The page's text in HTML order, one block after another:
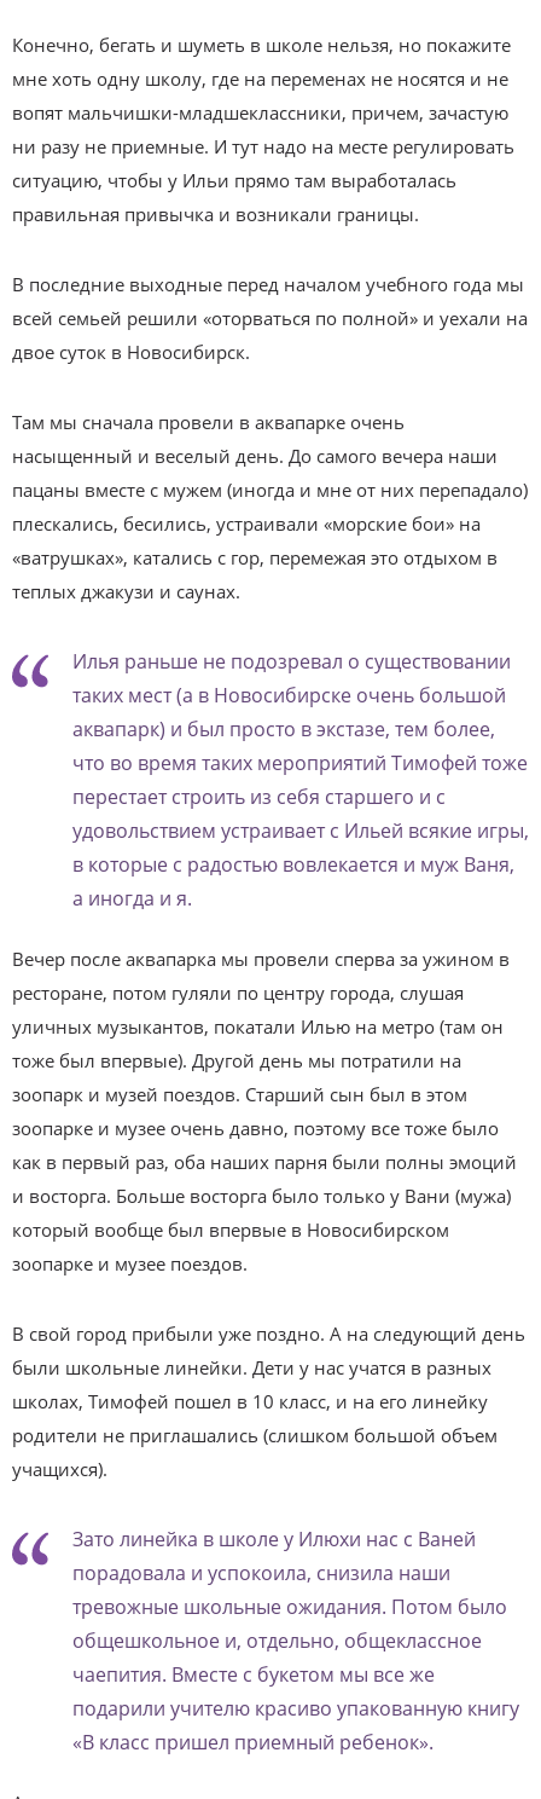
Конечно, бегать и шуметь в школе нельзя, но покажите
мне хоть одну школу, где на переменах не носятся и не
вопят мальчишки-младшеклассники, причем, зачастую
ни разу не приемные. И тут надо на месте регулировать
ситуацию, чтобы у Ильи прямо там выработалась
правильная привычка и возникали границы.
В последние выходные перед началом учебного года мы
всей семьей решили «оторваться по полной» и уехали на
двое суток в Новосибирск.
Там мы сначала провели в аквапарке очень
насыщенный и веселый день. До самого вечера наши
пацаны вместе с мужем (иногда и мне от них перепадало)
плескались, бесились, устраивали «морские бои» на
«ватрушках», катались с гор, перемежая это отдыхом в
теплых джакузи и саунах.
Илья раньше не подозревал о существовании
таких мест (а в Новосибирске очень большой
аквапарк) и был просто в экстазе, тем более,
что во время таких мероприятий Тимофей тоже
перестает строить из себя старшего и с
удовольствием устраивает с Ильей всякие игры,
в которые с радостью вовлекается и муж Ваня,
а иногда и я.
Вечер после аквапарка мы провели сперва за ужином в
ресторане, потом гуляли по центру города, слушая
уличных музыкантов, покатали Илью на метро (там он
тоже был впервые). Другой день мы потратили на
зоопарк и музей поездов. Старший сын был в этом
зоопарке и музее очень давно, поэтому все тоже было
как в первый раз, оба наших парня были полны эмоций
и восторга. Больше восторга было только у Вани (мужа)
который вообще был впервые в Новосибирском
зоопарке и музее поездов.
В свой город прибыли уже поздно. А на следующий день
были школьные линейки. Дети у нас учатся в разных
школах, Тимофей пошел в 10 класс, и на его линейку
родители не приглашались (слишком большой объем
учащихся).
Зато линейка в школе у Илюхи нас с Ваней
порадовала и успокоила, снизила наши
тревожные школьные ожидания. Потом было
общешкольное и, отдельно, общеклассное
чаепития. Вместе с букетом мы все же
подарили учителю красиво упакованную книгу
«В класс пришел приемный ребенок».